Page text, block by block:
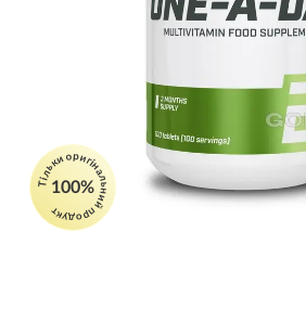
Тільки оригінальний продукт
100%